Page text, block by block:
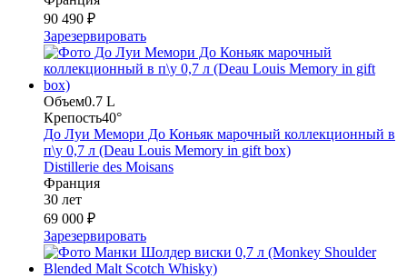
90 490 ₽
Зарезервировать
Объем0.7 L
Крепость40°
До Луи Мемори До Коньяк марочный коллекционный в
п\у 0,7 л (Deau Louis Memory in gift box)
Distillerie des Moisans
Франция
30 лет
69 000 ₽
Зарезервировать